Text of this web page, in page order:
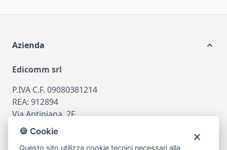
Azienda
Edicomm srl
P.IVA C.F. 09080381214
REA: 912894
Via Antiniana, 2F
80078 Pozzuoli
tel081.7515380
🍪 Cookie
Questo sito utilizza cookie tecnici necessari alla